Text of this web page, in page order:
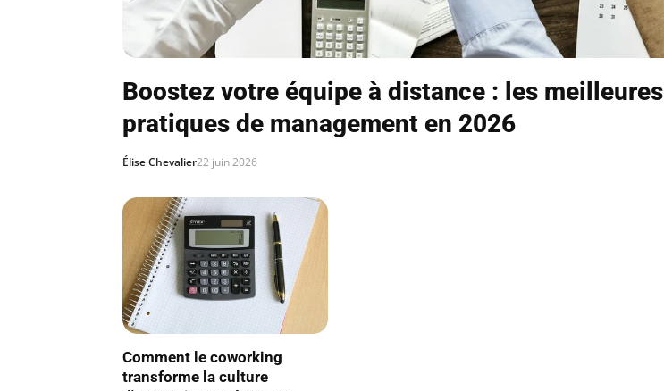
Boostez votre équipe à distance : les meilleures
pratiques de management en 2026
Élise Chevalier22 juin 2026
Comment le coworking
transforme la culture